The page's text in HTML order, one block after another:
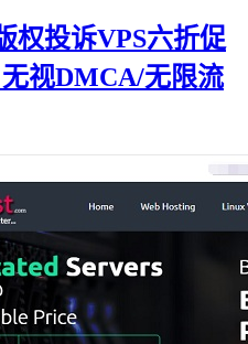
权投诉VPS六折促
视DMCA/无限流